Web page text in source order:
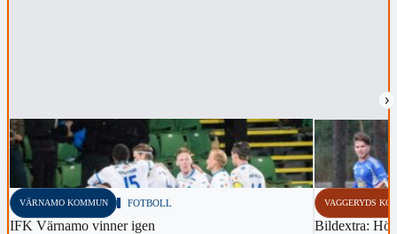
›
VÄRNAMO KOMMUN FOTBOLL
IFK Värnamo vinner igen
VAGGERYDS
Bildextra: